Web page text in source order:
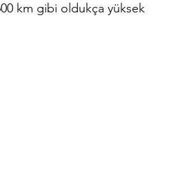
km gibi oldukça yüksek